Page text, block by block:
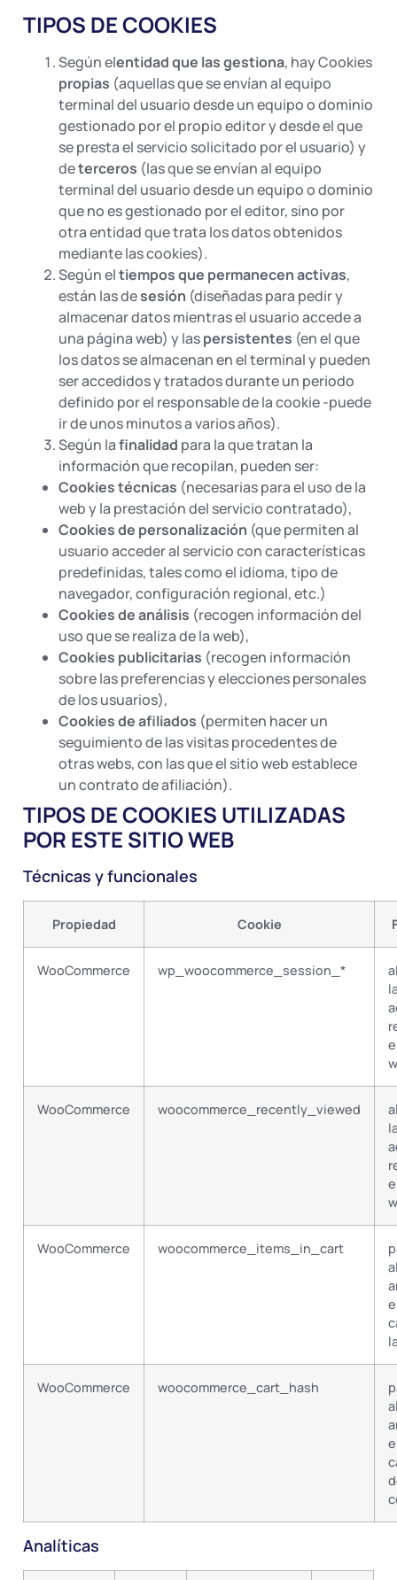
TIPOS DE COOKIES
Según elentidad que las gestiona, hay Cookies
propias (aquellas que se envían al equipo
terminal del usuario desde un equipo o dominio
gestionado por el propio editor y desde el que
se presta el servicio solicitado por el usuario) y
deterceros (las que se envían al equipo
terminal del usuario desde un equipo o dominio
que no es gestionado por el editor, sino por
otra entidad que trata los datos obtenidos
mediante las cookies).
Según eltiempos que permanecen activas,
están las desesión (diseñadas para pedir y
almacenar datos mientras el usuario accede a
una página web) y laspersistentes (en el que
los datos se almacenan en el terminal y pueden
ser accedidos y tratados durante un periodo
definido por el responsable de la cookie -puede
ir de unos minutos a varios años).
Según lafinalidad para la que tratan la
información que recopilan, pueden ser:
Cookies técnicas (necesarias para el uso de la
web y la prestación del servicio contratado),
Cookies de personalización (que permiten al
usuario acceder al servicio con características
predefinidas, tales como el idioma, tipo de
navegador, configuración regional, etc.)
Cookies de análisis (recogen información del
uso que se realiza de la web),
Cookies publicitarias (recogen información
sobre las preferencias y elecciones personales
de los usuarios),
Cookies de afiliados (permiten hacer un
seguimiento de las visitas procedentes de
otras webs, con las que el sitio web establece
un contrato de afiliación).
TIPOS DE COOKIES UTILIZADAS
POR ESTE SITIO WEB
Técnicas y funcionales
Propiedad Cookie
WooCommerce wp_woocommerce_session_*
WooCommerce woocommerce_recently_viewed
WooCommerce woocommerce_items_in_cart
WooCommerce woocommerce_cart_hash
Analíticas